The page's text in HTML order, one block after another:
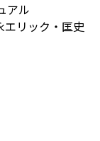
アル
エリック・匡史